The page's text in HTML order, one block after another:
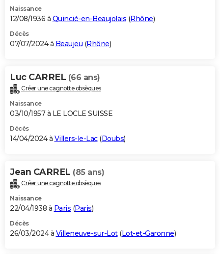
Naissance
12/08/1936 à Quincié-en-Beaujolais (Rhône)
Décès
07/07/2024 à Beaujeu (Rhône)
Luc CARREL (66 ans)
Créer une cagnotte obsèques
Naissance
03/10/1957 à LE LOCLE SUISSE
Décès
14/04/2024 à Villers-le-Lac(Doubs)
Jean CARREL (85 ans)
Créer une cagnotte obsèques
Naissance
22/04/1938 à Paris (Paris)
Décès
26/03/2024 à Villeneuve-sur-Lot(Lot-et-Garonne)